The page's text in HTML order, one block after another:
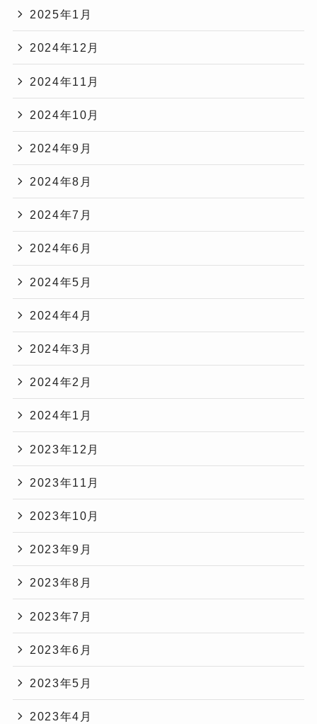
2025年1月
2024年12月
2024年11月
2024年10月
2024年9月
2024年8月
2024年7月
2024年6月
2024年5月
2024年4月
2024年3月
2024年2月
2024年1月
2023年12月
2023年11月
2023年10月
2023年9月
2023年8月
2023年7月
2023年6月
2023年5月
2023年4月